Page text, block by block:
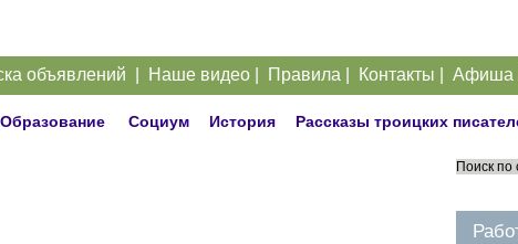
объявлений Наше видео| Правила Контакты Афиша
Образование Социум История Рассказы троицких